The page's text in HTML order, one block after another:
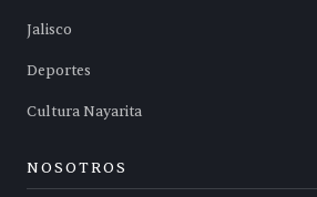
Jalisco
Deportes
Cultura Nayarita
NOSOTROS